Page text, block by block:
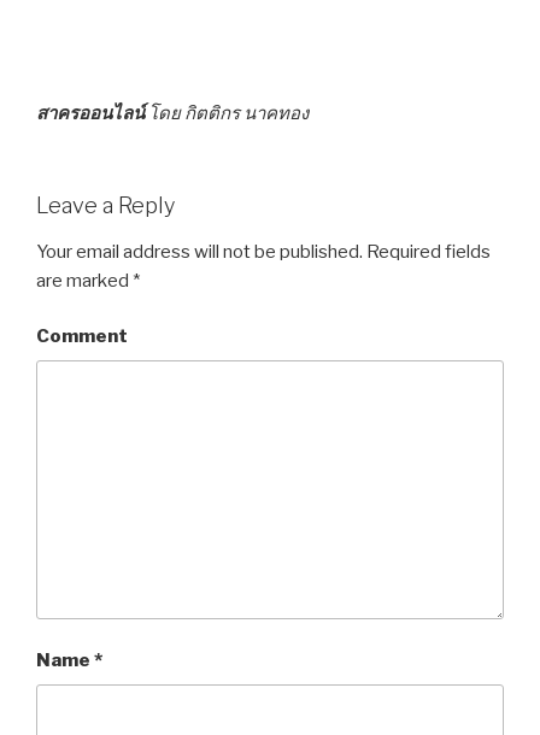
สาครออนไลน์ โดย กิตติกร นาคทอง
Leave a Reply
Your email address will not be published. Required fields
are marked *
Comment
Name *